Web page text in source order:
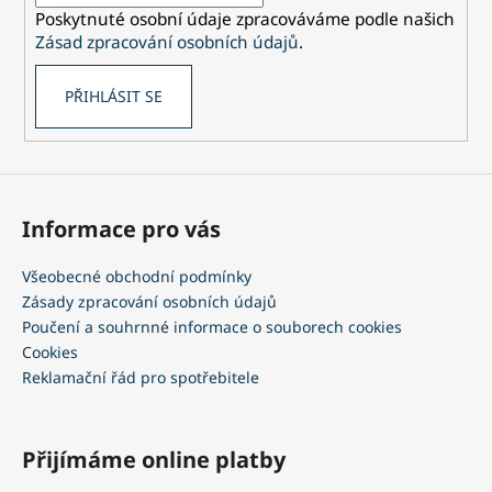
Poskytnuté osobní údaje zpracováváme podle našich
Zásad zpracování osobních údajů.
PŘIHLÁSIT SE
Informace pro vás
Všeobecné obchodní podmínky
Zásady zpracování osobních údajů
Poučení a souhrnné informace o souborech cookies
Cookies
Reklamační řád pro spotřebitele
Přijímáme online platby